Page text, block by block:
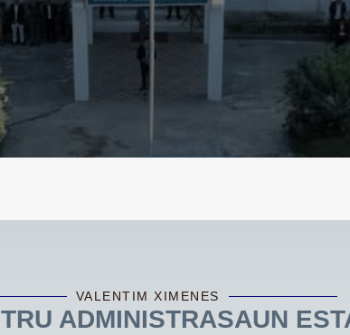
VALENTIM XIMENES
ADMINISTRASAUN